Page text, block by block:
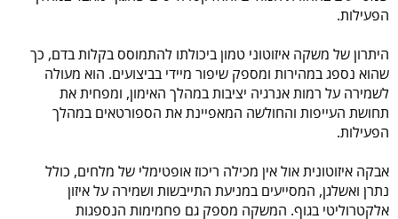
הפעילות.
היתרון של משקה איזוטוני טמון ביכולתו להתמוסס בקלות בדם, כך
שהוא נספג במהירות ומספק שיפור מיידי בביצועים. הוא מעולה
לשמירה על רמות אנרגיה יציבות במהלך האימון, ומפחית את
תחושת העייפות והחולשה המאפיינת את הספורטאים במהלך
הפעילות.
אבקה איזוטונית אול אין מכילה ריכוז אופטימלי של מלחים, כולל
נתרן ואשלגן, המסייעים במניעת התייבשות ושמירה על איזון
אלקטרוליטי בגוף. המשקה מספק גם פחמימות הנספגות